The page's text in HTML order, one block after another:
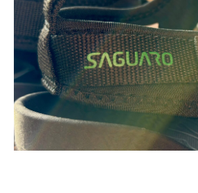
©2023 Босоногая
Москва. Все права
защищены.
Каталог
Информация
Мужская
Женская
Детская
Аксессуары
Зимняя
Дополнительно
Делаем босоногую обувь
доступной и привлекательной.